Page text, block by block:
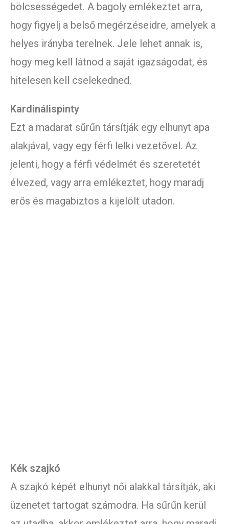
bölcsességedet. A bagoly emlékeztet arra,
hogy figyelj a belső megérzéseidre, amelyek a
helyes irányba terelnek. Jele lehet annak is,
hogy meg kell látnod a saját igazságodat, és
hitelesen kell cselekedned.
Kardinálispinty
Ezt a madarat sűrűn társítják egy elhunyt apa
alakjával, vagy egy férfi lelki vezetővel. Az
jelenti, hogy a férfi védelmét és szeretetét
élvezed, vagy arra emlékeztet, hogy maradj
erős és magabiztos a kijelölt utadon.
Kék szajkó
A szajkó képét elhunyt női alakkal társítják, aki
üzenetet tartogat számodra. Ha sűrűn kerül